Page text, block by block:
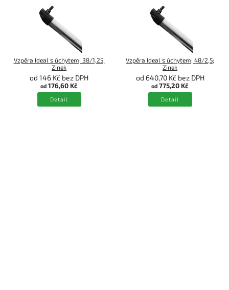
Vzpěra Ideal s úchytem; 38/1,25;
Zinek
od 146 Kč bez DPH
od 176,60 Kč
Detail
Vzpěra Ideal s úchytem; 48/2,5;
Zinek
od 640,70 Kč bez DPH
od 775,20 Kč
Detail